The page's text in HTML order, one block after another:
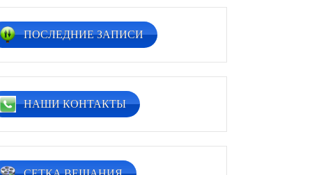
ПОСЛЕДНИЕ ЗАПИСИ
НАШИ КОНТАКТЫ